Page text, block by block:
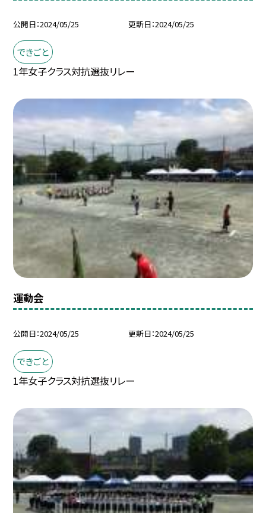
公開日 2024/05/25 更新日 2024/05/25
できごと
1年女子クラス対抗選抜リレー
運動会
公開日 2024/05/25 更新日 2024/05/25
できごと
1年女子クラス対抗選抜リレー